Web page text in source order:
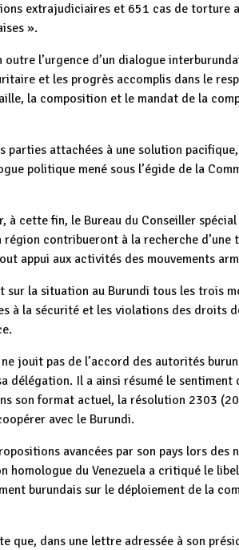
extrajudiciaires et 651 cas de torture
».
l’urgence d’un dialogue
et les progrès accomplis dans le
la composition et le mandat de la
attachées à une solution pacifique,
politique mené sous l’égide de la
à cette fin, le Bureau du Conseiller
contribueront à la recherche d’une
appui aux activités des mouvements
la situation au Burundi tous les trois
à la sécurité et les violations des droits
jouit pas de l’accord des autorités
délégation. Il a ainsi résumé le sentiment
son format actuel, la résolution 2303
avec le Burundi.
avancées par son pays lors des
homologue du Venezuela a critiqué le
burundais sur le déploiement de la
que, dans une lettre adressée à son